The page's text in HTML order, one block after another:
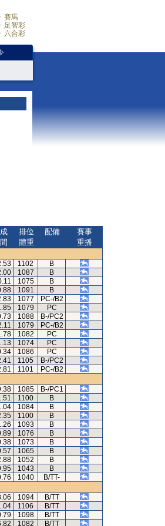
賽馬
足智彩
六合彩
排位
體重
配備
賽事
重播
1102
B
1087
B
1075
B
1091
B
1077
PC-/B2
1079
PC
1088
B-/PC2
1079
PC-/B2
1082
PC
1074
PC
1086
PC
1105
B-/PC2
1101 PC-/B2
1085
B-/PC1
1100
B
1084
B
1100
B
1093
B
1076
B
1073
B
1065
B
1052
B
1043
B
1040 B/TT-
1094
B/TT
1106
B/TT
1098
B/TT
1082 B/TT